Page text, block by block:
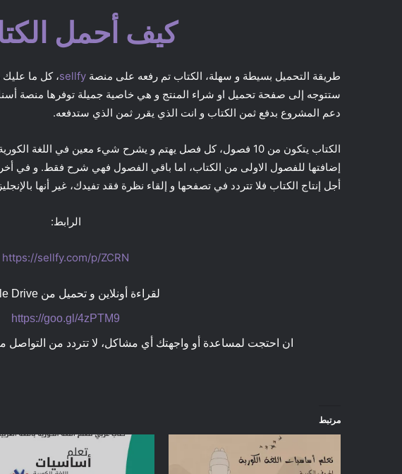
كيف أحمل
طريقة التحميل بسيطة و سهلة، الكتاب تم رفعه على منصة sellfy، كل ما
ستتوجه إلى صفحة تحميل او شراء المنتج و هي خاصية جميلة توفرها منصة
دعم المشروع بدفع ثمن الكتاب و انت الذي يقرر ثمن الذي ستدفعه.
الكتاب يتكون من 10 فصول، كل فصل يهتم و يشرح شيء معين في
إضافتها للفصول الاولى من الكتاب، اما باقي الفصول فهي شرح فقط. و في
أجل إنتاج الكتاب فلا تتردد في تصفحها و إلقاء نظرة فقد تفيدك، غير أنها
الرابط:
https://sellfy.com/p/ZCRN
لقراءة أونلاين و تحميل من Google Drive
https://goo.gl/4zPTM9
ان احتجت لمساعدة أو واجهتك أي مشاكل، لا تتردد من
مرتبط